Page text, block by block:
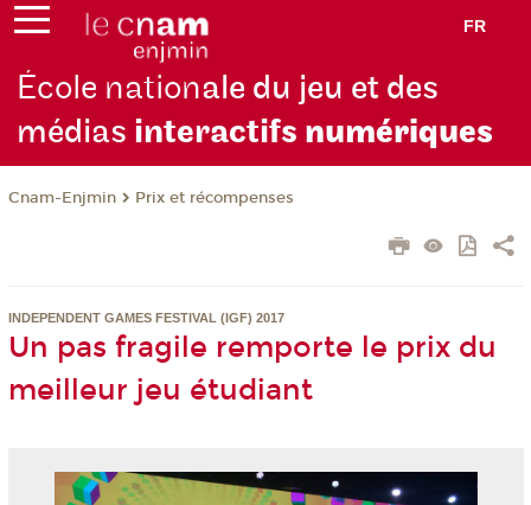
FR
École nationale du jeu et des
médias interactifs numériques
Cnam-Enjmin Prix et récompenses
INDEPENDENT GAMES FESTIVAL (IGF) 2017
Un pas fragile remporte le prix du
meilleur jeu étudiant